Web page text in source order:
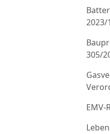
2023/
305/
EMV-